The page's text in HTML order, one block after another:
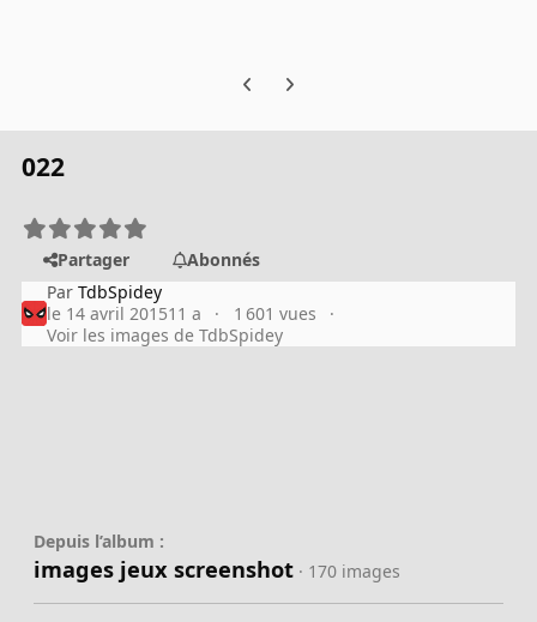
Previous carousel slide
Next carousel slide
022
Partager
Abonnés
ParTdbSpidey
le 14 avril 201511 a
1 601 vues
Voir les images de TdbSpidey
Depuis l’album :
images jeux screenshot · 170 images